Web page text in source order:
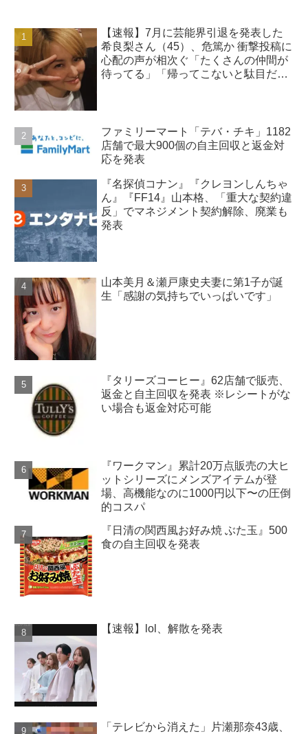
【速報】7月に芸能界引退を発表した
希良梨さん（45）、危篤か 衝撃投稿に
心配の声が相次ぐ「たくさんの仲間が
待ってる」「帰ってこないと駄目だ
ファミリーマート「テバ・チキ」1182
店舗で最大900個の自主回収と返金対
応を発表
『名探偵コナン』『クレヨンしんちゃ
ん』『FF14』山本格、「重大な契約違
反」でマネジメント契約解除、廃業も
発表
山本美月＆瀬戸康史夫妻に第1子が誕
生「感謝の気持ちでいっぱいです」
『タリーズコーヒー』62店舗で販売、
返金と自主回収を発表 ※レシートがな
い場合も返金対応可能
『ワークマン』累計20万点販売の大ヒ
ットシリーズにメンズアイテムが登
場、高機能なのに1000円以下〜の圧倒
的コスパ
『日清の関西風お好み焼 ぶた玉』500
食の自主回収を発表
【速報】lol、解散を発表
「テレビから消えた」片瀬那奈43歳、